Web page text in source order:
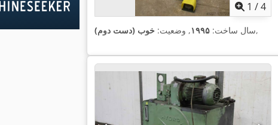
1 /4
سال ساخت: ۱۹۹۵, وضعیت: خوب (دست دوم) ,